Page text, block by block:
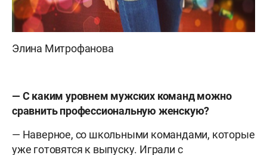
Элина Митрофанова
— С каким уровнем мужских команд можно
сравнить профессиональную женскую?
— Наверное, со школьными командами, которые
уже готовятся к выпуску. Играли с